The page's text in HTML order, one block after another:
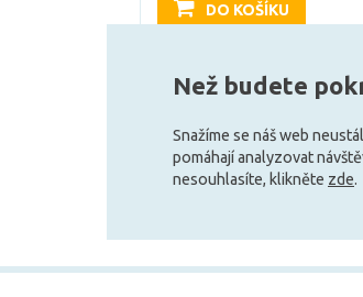
DO KOŠÍKU
Než budete
Snažíme se náš web
pomáhají analyzovat
nesouhlasíte, klikněte zde.